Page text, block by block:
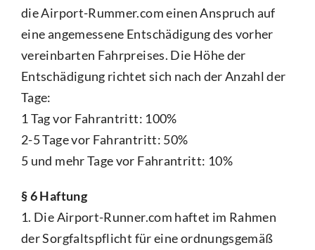
die Airport-Rummer.com einen Anspruch auf
eine angemessene Entschädigung des vorher
vereinbarten Fahrpreises. Die Höhe der
Entschädigung richtet sich nach der Anzahl der
Tage:
1 Tag vor Fahrantritt: 100%
2-5 Tage vor Fahrantritt: 50%
5 und mehr Tage vor Fahrantritt: 10%
§ 6 Haftung
1. Die Airport-Runner.com haftet im Rahmen
der Sorgfaltspflicht für eine ordnungsgemäß